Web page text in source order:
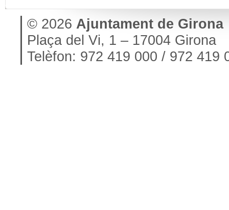
© 2026 Ajuntament de Girona
Plaça del Vi, 1 – 17004 Girona
Telèfon: 972 419 000 / 972 419